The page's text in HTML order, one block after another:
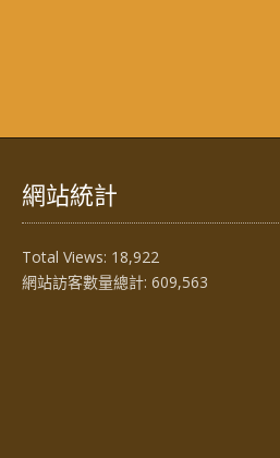
網站統計
Total Views: 18,922
網站訪客數量總計: 609,563